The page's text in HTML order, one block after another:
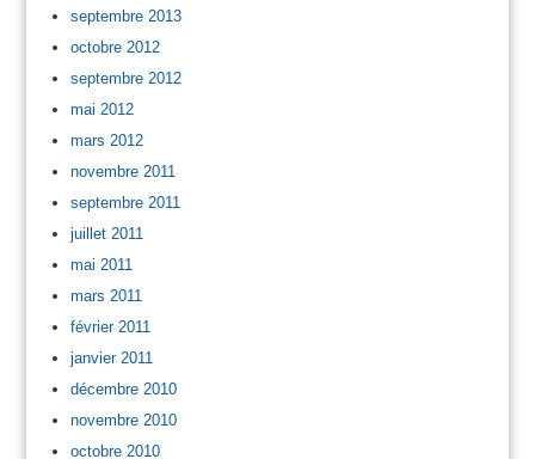
septembre 2013
octobre 2012
septembre 2012
mai 2012
mars 2012
novembre 2011
septembre 2011
juillet 2011
mai 2011
mars 2011
février 2011
janvier 2011
décembre 2010
novembre 2010
octobre 2010